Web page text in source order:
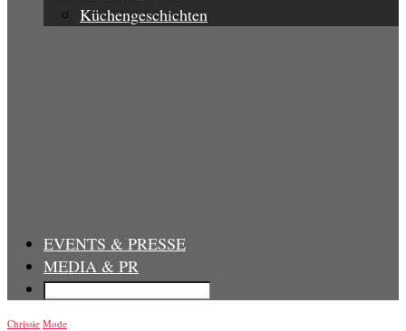
Küchengeschichten
EVENTS & PRESSE
MEDIA & PR
Chrissie Mode